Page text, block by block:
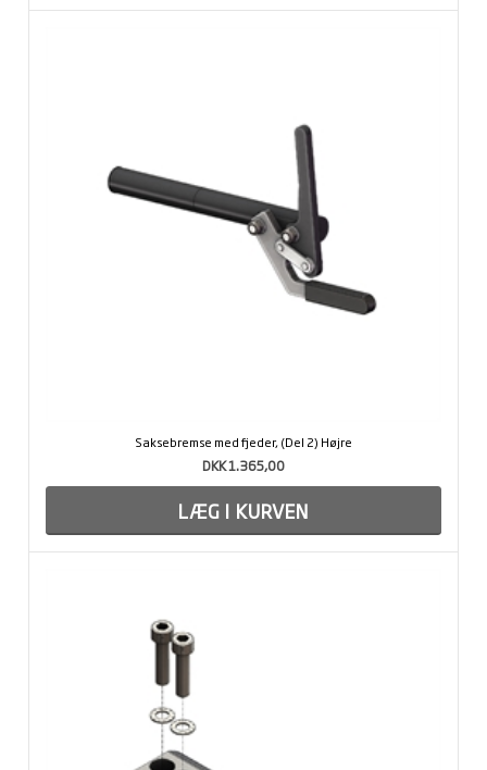
Saksebremse med fjeder, (Del 2) Højre
DKK 1.365,00